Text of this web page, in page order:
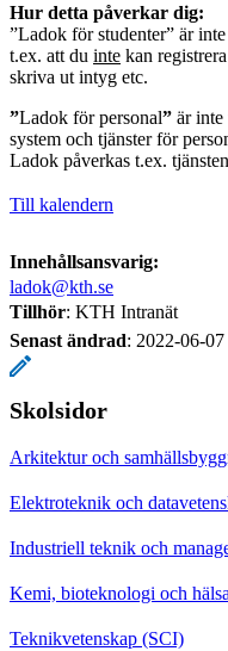
Hur detta påverkar dig:
”Ladok för studenter” är
t.ex. att du inte kan
skriva ut intyg etc.
”Ladok för personal” är inte
system och tjänster för
Ladok påverkas t.ex.
Till kalendern
Innehållsansvarig:
ladok@kth.se
Tillhör: KTH Intranät
Senast ändrad: 2022-06-07
Skolsidor
Arkitektur och
Elektroteknik och
Industriell teknik och
Kemi, bioteknologi och
Teknikvetenskap (SCI)